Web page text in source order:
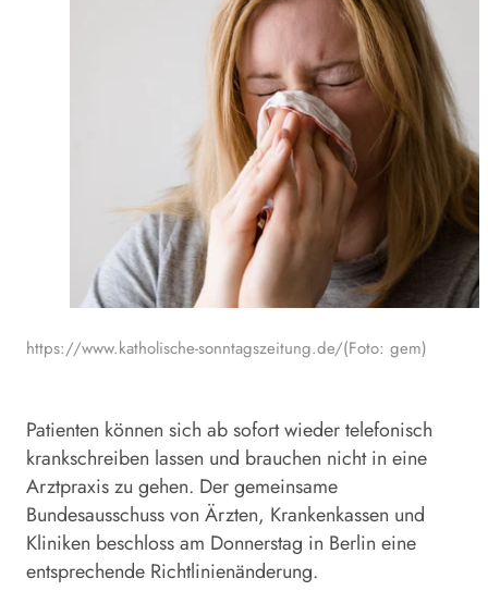
https://www.katholische-sonntagszeitung.de/(Foto: gem)
Patienten können sich ab sofort wieder telefonisch
krankschreiben lassen und brauchen nicht in eine
Arztpraxis zu gehen. Der gemeinsame
Bundesausschuss von Ärzten, Krankenkassen und
Kliniken beschloss am Donnerstag in Berlin eine
entsprechende Richtlinienänderung.